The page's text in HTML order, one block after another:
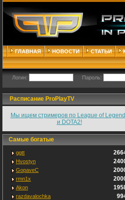
ГЛАВНАЯ НОВОСТИ СТАТЬИ
Логин: Пароль:
Расписание ProPlayTV
Мы ищем стримеров по League of
и DOTA2!
Самые богатые
ggtt
Hvostyn
GopaveC
rmn1x
Akon
razdavalochka